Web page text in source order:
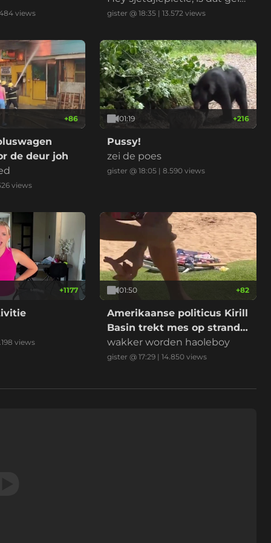
views
d normaal?
gister @ 18:35 |13.572 views
+86
de deur joh
views
01:19 +216
Pussy!
zei de poes
gister @ 18:05 |8.590 views
+1177
views
01:50 +82
Amerikaanse politicus Kirill
Basin trekt mes op strand
Hawaii
wakker worden haoleboy
gister @ 17:29 |14.850 views